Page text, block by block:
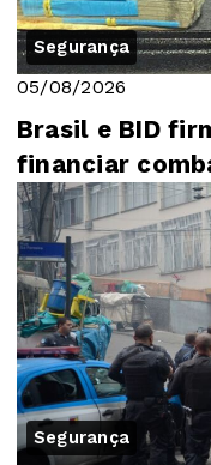
Segurança
05/08/2026
Brasil e BID
financiar
Segurança